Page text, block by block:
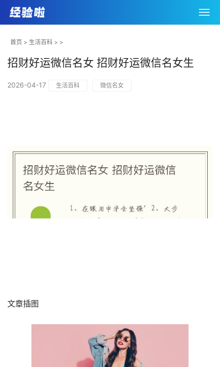
首页 > 生活百科 > >
招财好运微信名女 招财好运微信名女生
2026-04-17 生活百科 微信名女
文章插图